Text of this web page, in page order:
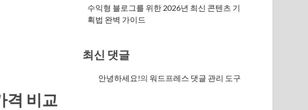
격 비교
수익형 블로그를 위한 2026년 최신 콘텐츠 기
획법 완벽 가이드
최신 댓글
안녕하세요!의워드프레스 댓글 관리 도구